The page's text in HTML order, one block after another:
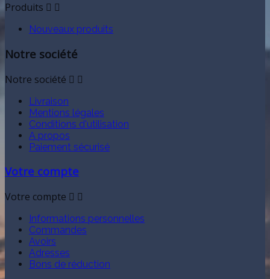
Produits  
Nouveaux produits
Notre société
Notre société  
Livraison
Mentions légales
Conditions d'utilisation
A propos
Paiement sécurisé
Votre compte
Votre compte  
Informations personnelles
Commandes
Avoirs
Adresses
Bons de réduction